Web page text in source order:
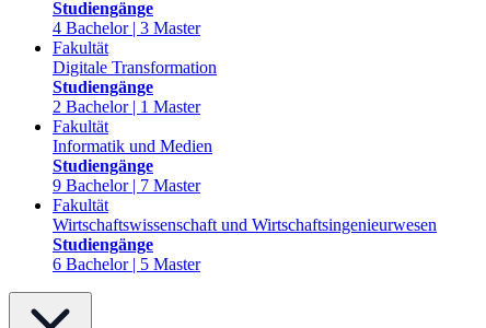
Studiengänge
4 Bachelor | 3 Master
Fakultät
Digitale Transformation
Studiengänge
2 Bachelor | 1 Master
Fakultät
Informatik und Medien
Studiengänge
9 Bachelor | 7 Master
Fakultät
Wirtschaftswissenschaft und Wirtschaftsingenieurwesen
Studiengänge
6 Bachelor | 5 Master